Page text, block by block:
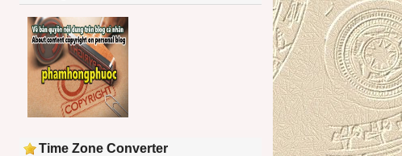
Time Zone Converter